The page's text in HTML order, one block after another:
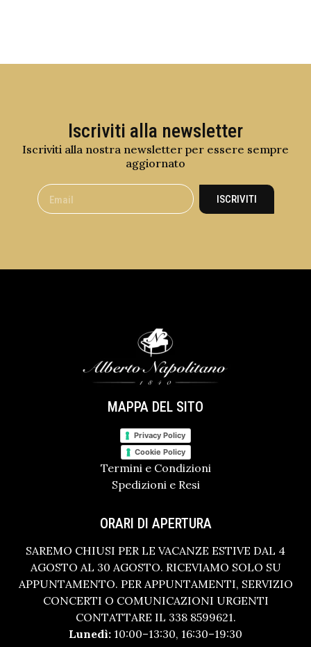
Iscriviti alla newsletter
Iscriviti alla nostra newsletter per essere sempre
aggiornato
ISCRIVITI
MAPPA DEL SITO
Privacy Policy
Cookie Policy
Termini e Condizioni
Spedizioni e Resi
ORARI DI APERTURA
SAREMO CHIUSI PER LE VACANZE ESTIVE DAL 4
AGOSTO AL 30 AGOSTO. RICEVIAMO SOLO SU
APPUNTAMENTO. PER APPUNTAMENTI, SERVIZIO
CONCERTI O COMUNICAZIONI URGENTI
CONTATTARE IL 338 8599621.
Lunedì: 10:00–13:30, 16:30–19:30